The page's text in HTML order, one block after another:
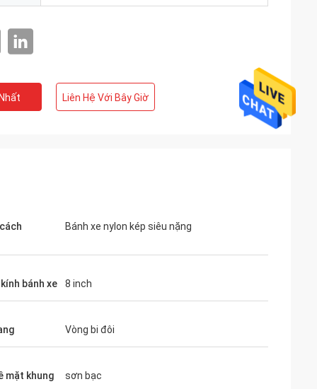
Liên Hệ Với Bây Giờ
Bánh xe nylon kép siêu nặng
bánh xe 8 inch
Vòng bi đôi
mặt khung sơn bạc